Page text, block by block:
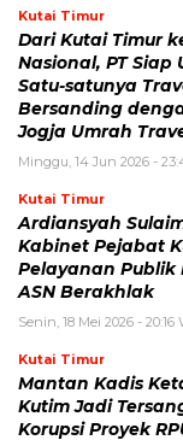
Kutai Timur
Dari Kutai Timur
Nasional, PT Siap
Satu-satunya
Bersanding
Jogja Umrah
Minggu, 14 Jun 2026 -
Kutai Timur
Ardiansyah
Kabinet Pejabat
Pelayanan Publik
ASN Berakhlak
Senin, 18 Mei 2026 - 20:16
Kutai Timur
Mantan Kadis
Kutim Jadi
Korupsi Proyek